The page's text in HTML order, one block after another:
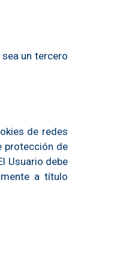
un tercero
de redes
protección de
Usuario debe
a título